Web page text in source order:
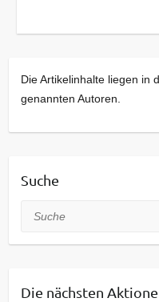
Die Artikelinhalte liegen in
genannten Autoren.
Suche
Suche
Die nächsten